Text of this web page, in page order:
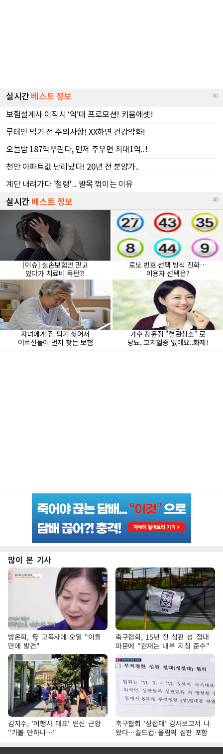
많이 본 기사
방은희, 母 고독사에 오열 "이틀
만에 발견"
축구협회, 15년 전 심판 성 접대
파문에 "현재는 내부 지침 준수"
김지수, '여행사 대표' 변신 근황
"가볼 만하니…"
축구협회 '성접대' 감사보고서 나
왔다…월드컵·올림픽 심판 포함